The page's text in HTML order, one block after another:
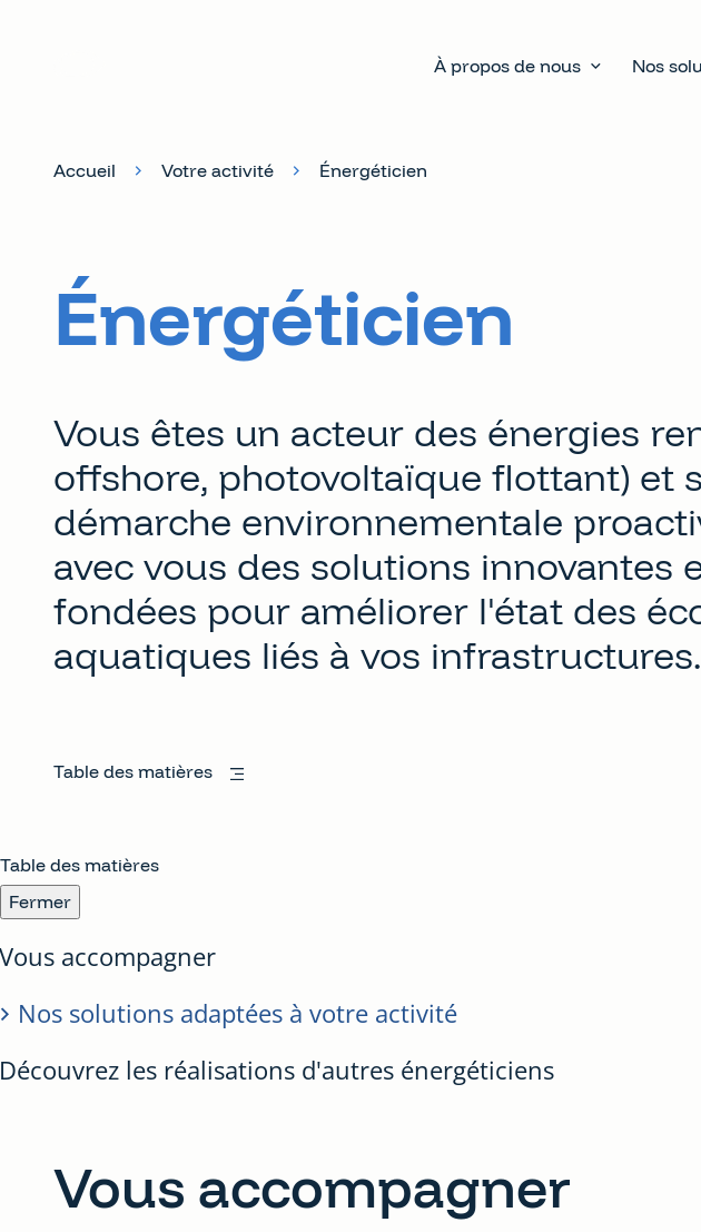
À propos de nous Nos
Accueil Votre activité Énergéticien
Énergéticien
Vous êtes un acteur des énergies
offshore, photovoltaïque flottant) et
démarche environnementale
avec vous des solutions innovantes
fondées pour améliorer l'état des
aquatiques liés à vos infrastructures.
Table des matières
Table des matières
Fermer
Vous accompagner
Nos solutions adaptées à votre activité
Découvrez les réalisations d'autres énergéticiens
Vous accompagner